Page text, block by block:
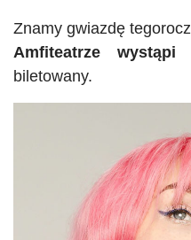
Znamy gwiazdę
Amfiteatrze wystąpi
biletowany.